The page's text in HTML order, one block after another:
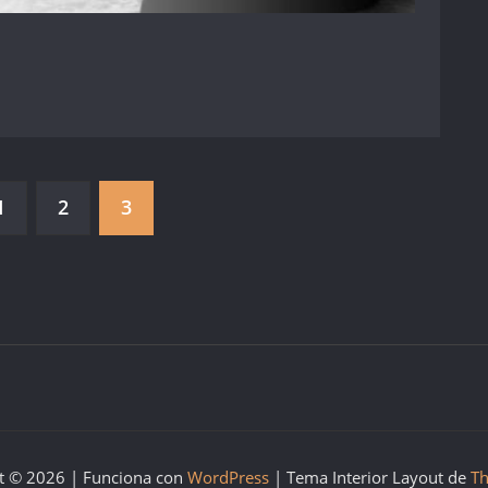
2 3
© 2026 | Funciona con WordPress | Tema Interior Layout de